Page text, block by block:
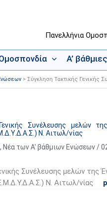
Πανελλήνια
Α’
Σύγκληση Τακτικής
Συνέλευσης μελών
Ν. Αιτωλ/νίας
, Νέα των Α' βάθμιων Ενώσεων/
Συνέλευσης μελών
Ν. Αιτωλ/νίας